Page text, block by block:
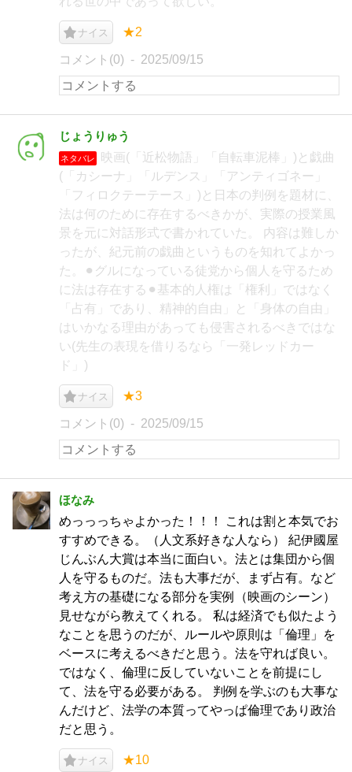
ナイス ★2
コメント(0) 2025/09/15
じょうりゅう
ネタバレ
映画(「近松物語」「自転車泥棒」)と戯曲
(「カシーナ」「ルデンス」「アンティゴネー」
「フィロクテーテース」)と日本の判例を題材に、
法は何のために存在するべきかが、実際の授業風
景を元に対話形式で書かれていた。 内容は難しか
ったが、紀元前の戯曲というものを知れてよかっ
た。⚫︎グルになっている徒党から個人を守るため
に法は存在する⚫︎基本的人権は「権利」ではなく
「占有」であり、精神的自由」と「身体の自由」
はいかなる理由があっても侵害されるべきではな
い(先生の表現を借りるなら「一発レッドカー
ド」)
ナイス ★3
コメント(0) 2025/09/15
ほなみ
めっっっちゃよかった！！！ これは割と本気でお
すすめできる。（人文系好きな人なら） 紀伊國屋
じんぶん大賞は本当に面白い。法とは集団から個
人を守るものだ。法も大事だが、まず占有。など
考え方の基礎になる部分を実例（映画のシーン）
見せながら教えてくれる。 私は経済でも似たよう
なことを思うのだが、ルールや原則は「倫理」を
ベースに考えるべきだと思う。法を守れば良い。
ではなく、倫理に反していないことを前提にし
て、法を守る必要がある。 判例を学ぶのも大事な
んだけど、法学の本質ってやっぱ倫理であり政治
だと思う。
ナイス ★10